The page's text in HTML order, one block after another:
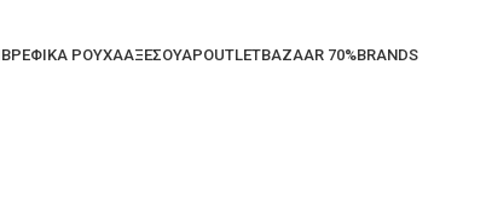
ΒΡΕΦΙΚΑ ΡΟΥΧΑΑΞΕΣΟΥΑΡOUTLETBAZAAR 70%BRANDS